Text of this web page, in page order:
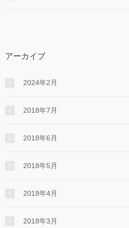
アーカイブ
2024年2月
2018年7月
2018年6月
2018年5月
2018年4月
2018年3月